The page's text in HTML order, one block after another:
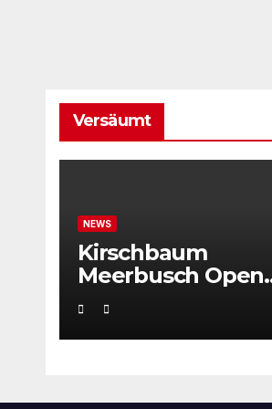
Versäumt
NEWS
Kirschbaum
Meerbusch Open
locken mit
Weltklassetennis